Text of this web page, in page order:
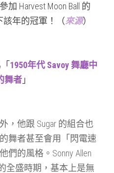
Harvest Moon Ball 的
該年的冠軍！（來源）
1950年代 Savoy 舞廳中
舞者 」
，他跟 Sugar 的組合也
舞者甚至會用「閃電速
們的風格。Sonny Allen
全盛時期，基本上是無